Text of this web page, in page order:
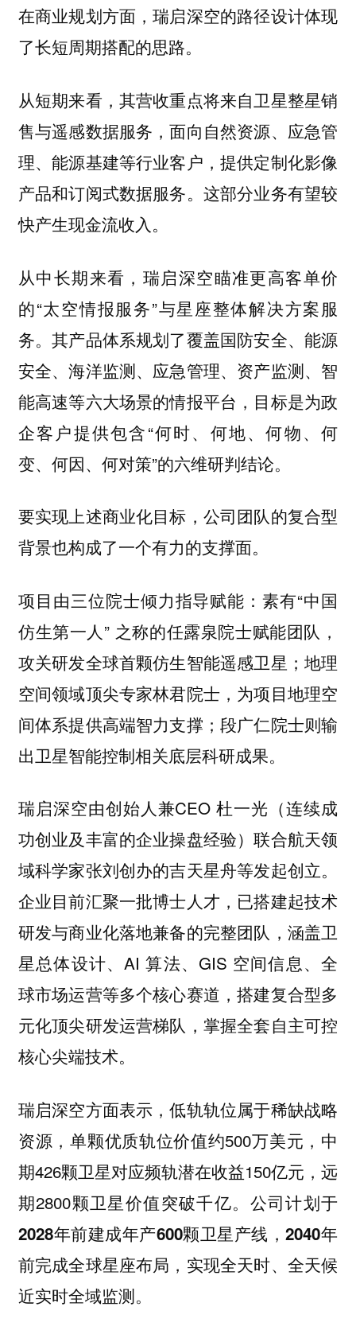
在商业规划方面，瑞启深空的路径设计体现
了长短周期搭配的思路。
从短期来看，其营收重点将来自卫星整星销
售与遥感数据服务，面向自然资源、应急管
理、能源基建等行业客户，提供定制化影像
产品和订阅式数据服务。这部分业务有望较
快产生现金流收入。
从中长期来看，瑞启深空瞄准更高客单价
的“太空情报服务”与星座整体解决方案服
务。其产品体系规划了覆盖国防安全、能源
安全、海洋监测、应急管理、资产监测、智
能高速等六大场景的情报平台，目标是为政
企客户提供包含“何时、何地、何物、何
变、何因、何对策”的六维研判结论。
要实现上述商业化目标，公司团队的复合型
背景也构成了一个有力的支撑面。
项目由三位院士倾力指导赋能：素有“中国
仿生第一人” 之称的任露泉院士赋能团队，
攻关研发全球首颗仿生智能遥感卫星；地理
空间领域顶尖专家林君院士，为项目地理空
间体系提供高端智力支撑；段广仁院士则输
出卫星智能控制相关底层科研成果。
瑞启深空由创始人兼CEO 杜一光（连续成
功创业及丰富的企业操盘经验）联合航天领
域科学家张刘创办的吉天星舟等发起创立。
企业目前汇聚一批博士人才，已搭建起技术
研发与商业化落地兼备的完整团队，涵盖卫
星总体设计、AI 算法、GIS 空间信息、全
球市场运营等多个核心赛道，搭建复合型多
元化顶尖研发运营梯队，掌握全套自主可控
核心尖端技术。
瑞启深空方面表示，低轨轨位属于稀缺战略
资源，单颗优质轨位价值约500万美元，中
期426颗卫星对应频轨潜在收益150亿元，远
期2800颗卫星价值突破千亿。 公司计划于
2028年前建成年产600颗卫星产线，2040年
前完成全球星座布局，实现全天时、全天候
近实时全域监测。